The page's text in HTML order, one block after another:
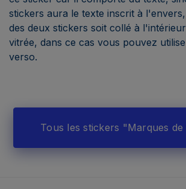
stickers aura le texte inscrit à
des deux stickers soit collé à
vitrée, dans ce cas vous pouvez
verso.
Tous les stickers "Marques